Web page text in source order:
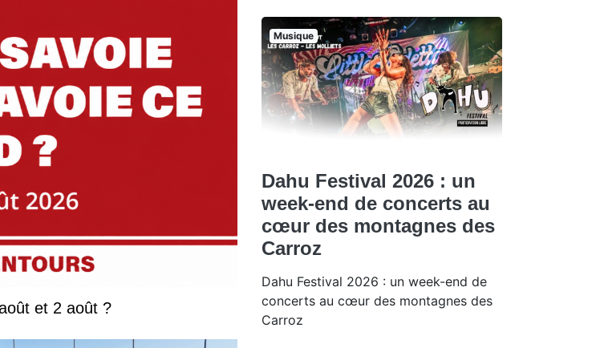
Que faire en Savoie et Haute-Savoie les 31 juillet, 1er août et 2 août ?
Musique
Dahu Festival 2026 : un
week-end de concerts au
cœur des montagnes des
Carroz
Dahu Festival 2026 : un week-end de
concerts au cœur des montagnes des
Carroz